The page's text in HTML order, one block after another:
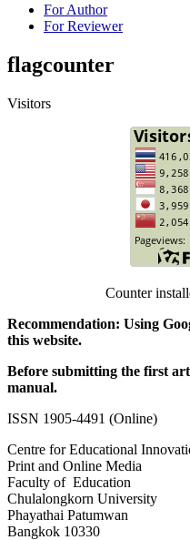
For Author
For Reviewer
flagcounter
Visitors
Counter
Recommendation: Using
this website.
Before submitting the first
manual.
ISSN 1905-4491 (Online)
Centre for Educational
Print and Online Media
Faculty of Education
Chulalongkorn University
Phayathai Patumwan
Bangkok 10330